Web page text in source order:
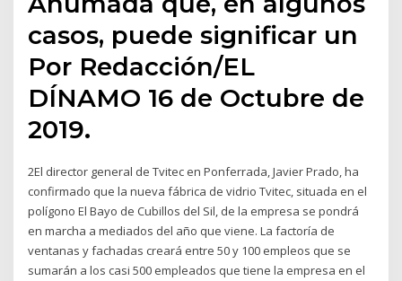
casos, puede significar un
Por Redacción/EL
DÍNAMO 16 de Octubre de
2019.
2El director general de Tvitec en Ponferrada, Javier Prado, ha
confirmado que la nueva fábrica de vidrio Tvitec, situada en el
polígono El Bayo de Cubillos del Sil, de la empresa se pondrá
en marcha a mediados del año que viene. La factoría de
ventanas y fachadas creará entre 50 y 100 empleos que se
sumarán a los casi 500 empleados que tiene la empresa en el